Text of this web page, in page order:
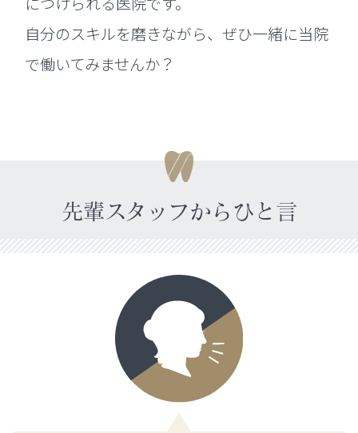
自分のスキルを磨きながら、ぜひ一緒に当院
で働いてみませんか？
先輩スタッフからひと言